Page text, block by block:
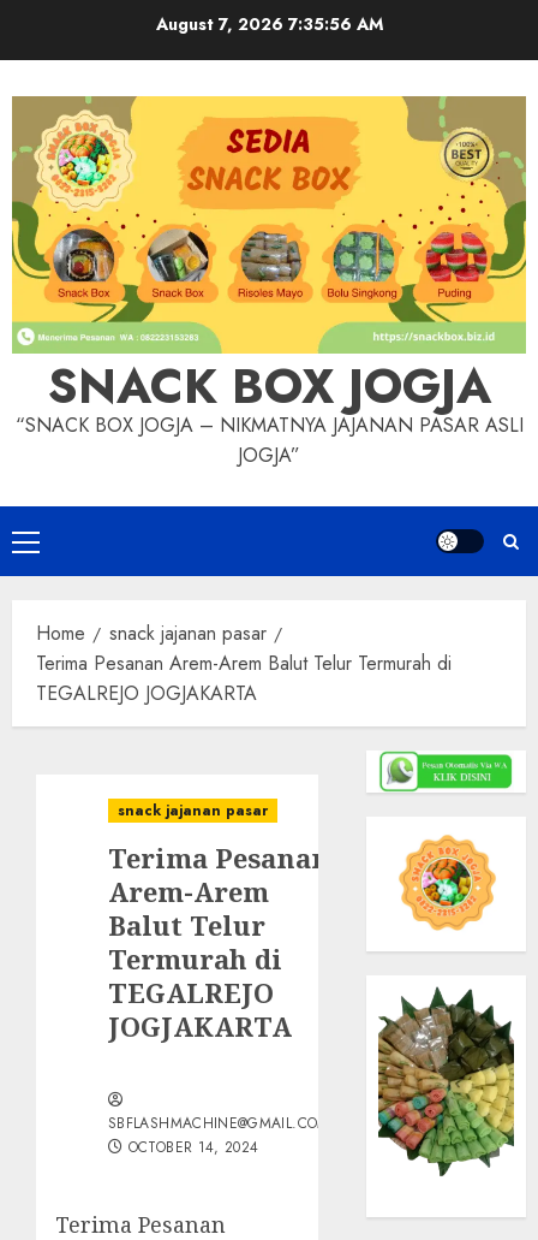
August 7, 20267:35:57 AM
SNACK BOX JOGJA
“SNACK BOX JOGJA – NIKMATNYA JAJANAN PASAR ASLI
JOGJA”
Primary
Menu
Home
snack jajanan pasar
Terima Pesanan Arem-Arem Balut Telur Termurah di
TEGALREJO JOGJAKARTA
snack jajanan pasar
Terima Pesanan
Arem-Arem
Balut Telur
Termurah di
TEGALREJO
JOGJAKARTA
SBFLASHMACHINE@GMAIL.COM
OCTOBER 14, 2024
Terima Pesanan